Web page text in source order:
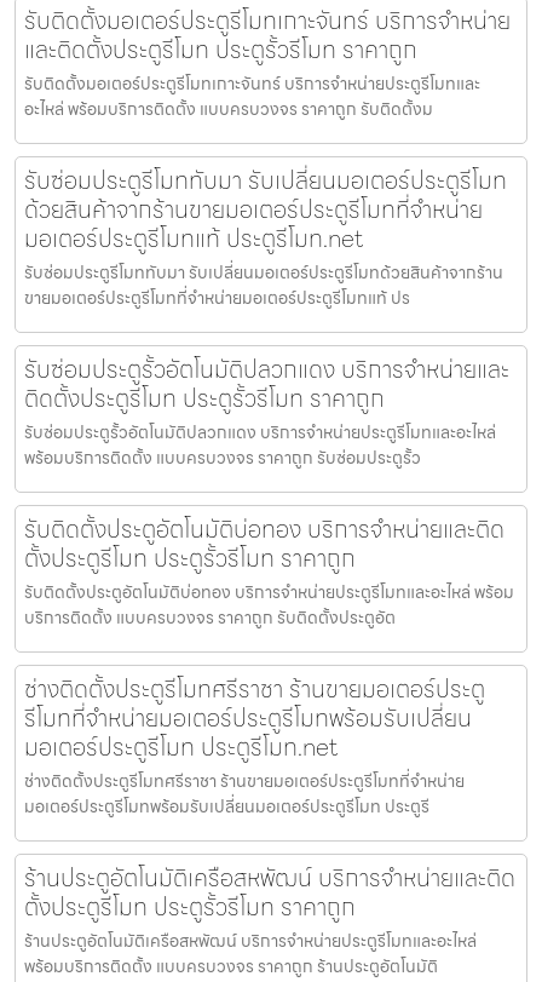
รับติดตั้งมอเตอร์ประตูรีโมทเกาะจันทร์ บริการจำหน่าย
และติดตั้งประตูรีโมท ประตูรั้วรีโมท ราคาถูก
รับติดตั้งมอเตอร์ประตูรีโมทเกาะจันทร์ บริการจำหน่ายประตูรีโมทและ
อะไหล่ พร้อมบริการติดตั้ง แบบครบวงจร ราคาถูก รับติดตั้งม
รับซ่อมประตูรีโมททับมา รับเปลี่ยนมอเตอร์ประตูรีโมท
ด้วยสินค้าจากร้านขายมอเตอร์ประตูรีโมทที่จำหน่าย
มอเตอร์ประตูรีโมทแท้ ประตูรีโมท.net
รับซ่อมประตูรีโมททับมา รับเปลี่ยนมอเตอร์ประตูรีโมทด้วยสินค้าจากร้าน
ขายมอเตอร์ประตูรีโมทที่จำหน่ายมอเตอร์ประตูรีโมทแท้ ปร
รับซ่อมประตูรั้วอัตโนมัติปลวกแดง บริการจำหน่ายและ
ติดตั้งประตูรีโมท ประตูรั้วรีโมท ราคาถูก
รับซ่อมประตูรั้วอัตโนมัติปลวกแดง บริการจำหน่ายประตูรีโมทและอะไหล่
พร้อมบริการติดตั้ง แบบครบวงจร ราคาถูก รับซ่อมประตูรั้ว
รับติดตั้งประตูอัตโนมัติบ่อทอง บริการจำหน่ายและติด
ตั้งประตูรีโมท ประตูรั้วรีโมท ราคาถูก
รับติดตั้งประตูอัตโนมัติบ่อทอง บริการจำหน่ายประตูรีโมทและอะไหล่ พร้อม
บริการติดตั้ง แบบครบวงจร ราคาถูก รับติดตั้งประตูอัต
ช่างติดตั้งประตูรีโมทศรีราชา ร้านขายมอเตอร์ประตู
รีโมทที่จำหน่ายมอเตอร์ประตูรีโมทพร้อมรับเปลี่ยน
มอเตอร์ประตูรีโมท ประตูรีโมท.net
ช่างติดตั้งประตูรีโมทศรีราชา ร้านขายมอเตอร์ประตูรีโมทที่จำหน่าย
มอเตอร์ประตูรีโมทพร้อมรับเปลี่ยนมอเตอร์ประตูรีโมท ประตูรี
ร้านประตูอัตโนมัติเครือสหพัฒน์ บริการจำหน่ายและติด
ตั้งประตูรีโมท ประตูรั้วรีโมท ราคาถูก
ร้านประตูอัตโนมัติเครือสหพัฒน์ บริการจำหน่ายประตูรีโมทและอะไหล่
พร้อมบริการติดตั้ง แบบครบวงจร ราคาถูก ร้านประตูอัตโนมัติ